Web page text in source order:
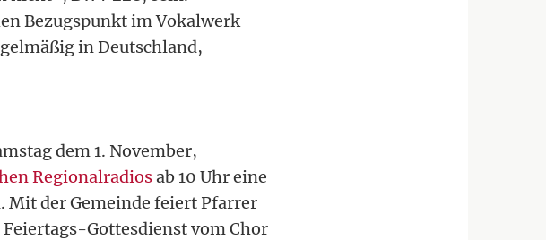
Bezugspunkt im Vokalwerk
in Deutschland,
dem 1. November,
Regionalradiosab 10 Uhr eine
Mit der Gemeinde feiert Pfarrer
Gottesdienst vom Chor